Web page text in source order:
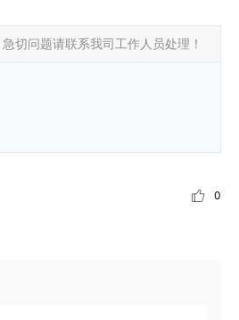
切问题请联系我司工作人员处理！
0